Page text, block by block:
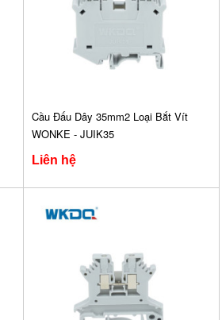
Cầu Đấu Dây 35mm2 Loại Bắt Vít
WONKE - JUIK35
Liên hệ